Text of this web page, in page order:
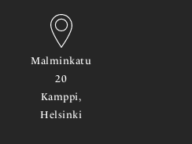
Malminkatu
20
Kamppi,
Helsinki